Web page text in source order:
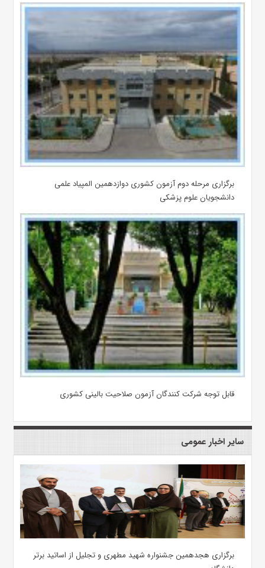
برگزاری مرحله دوم آزمون کشوری دوازدهمین المپیاد علمی
دانشجویان علوم پزشکی
قابل توجه شرکت کنندگان آزمون صلاحیت بالینی کشوری
سایر اخبار عمومی
برگزاری هجدهمین جشنواره شهید مطهری و تجلیل از اساتید برتر